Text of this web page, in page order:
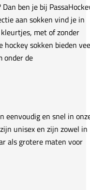
ben je bij
aan sokken vind je in
met of zonder
hockey sokken bieden
onder de
eenvoudig en snel in
unisex en zijn zowel in
als grotere maten voor